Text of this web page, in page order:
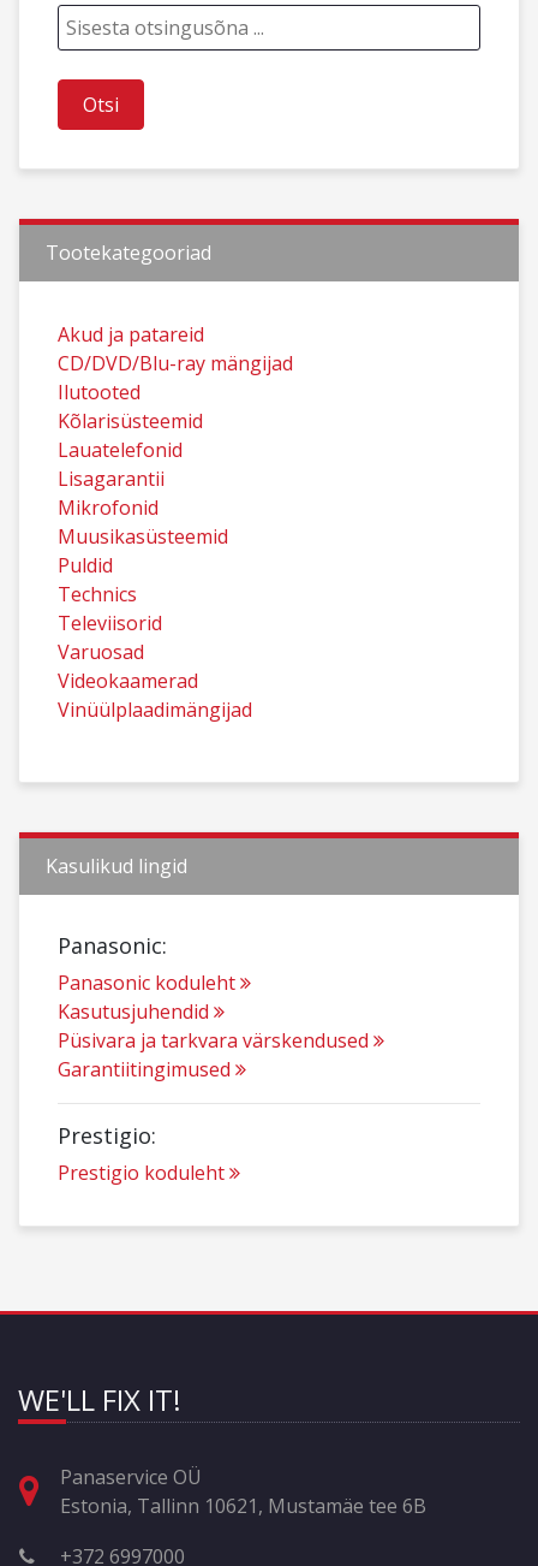
Tootekategooriad
Akud ja patareid
CD/DVD/Blu-ray mängijad
Ilutooted
Kõlarisüsteemid
Lauatelefonid
Lisagarantii
Mikrofonid
Muusikasüsteemid
Puldid
Technics
Televiisorid
Varuosad
Videokaamerad
Vinüülplaadimängijad
Kasulikud lingid
Panasonic:
Panasonic koduleht
Kasutusjuhendid
Püsivara ja tarkvara värskendused
Garantiitingimused
Prestigio:
Prestigio koduleht
WE'LL FIX IT!
Panaservice OÜ
Estonia, Tallinn 10621, Mustamäe tee 6B
+372 6997000